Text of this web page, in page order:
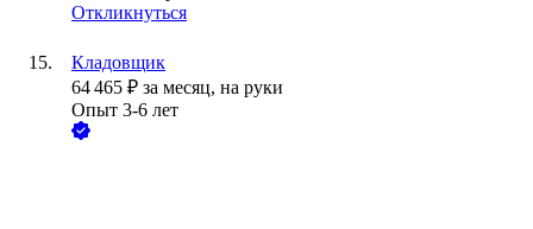
Откликнуться
Кладовщик
64 465 ₽ за месяц, на руки
Опыт 3-6 лет